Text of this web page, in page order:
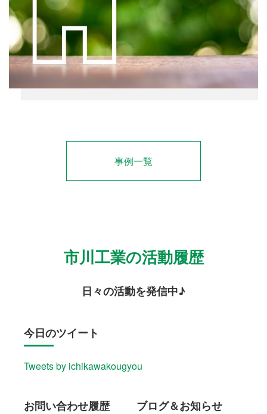
事例一覧
市川工業の活動履歴
日々の活動を発信中♪
今日のツイート
Tweets by ichikawakougyou
お問い合わせ履歴 ブログ＆お知らせ